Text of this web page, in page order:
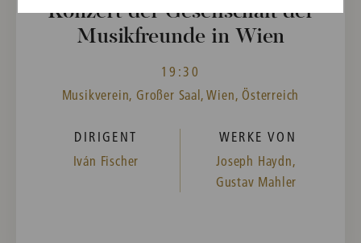
Konzert der Gesellschaft der
Musikfreunde in Wien
19:30
Musikverein, Großer Saal, Wien, Österreich
DIRIGENT
Iván Fischer
WERKE VON
Joseph Haydn,
Gustav Mahler